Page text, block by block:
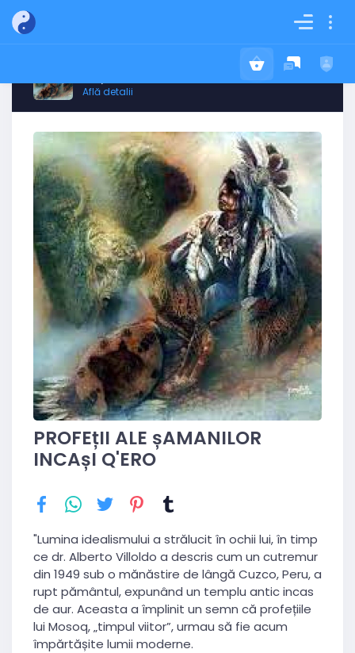
Obține ACUM Cartea Destinului Tău!
Află detalii
PROFEțII ALE șAMANILOR
INCAșI Q'ERO
"Lumina idealismului a strălucit în ochii lui, în timp
ce dr. Alberto Villoldo a descris cum un cutremur
din 1949 sub o mănăstire de lângă Cuzco, Peru, a
rupt pământul, expunând un templu antic incas
de aur. Aceasta a împlinit un semn că profețiile
lui Mosoq, „timpul viitor”, urmau să fie acum
împărtășite lumii moderne.